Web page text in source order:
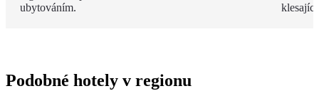
ubytováním.
Podobné hotely v regionu